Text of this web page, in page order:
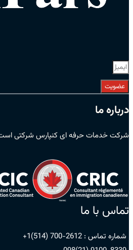
عضویت
درباره ما
شرکت خدمات حرفه ای کنپارس شرکتی است
تماس با ما
شماره تماس : 2612-700 (514)1+